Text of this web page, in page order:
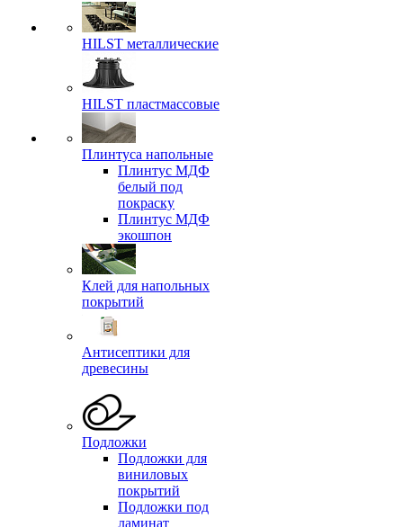
HILST металлические
HILST пластмассовые
Плинтуса напольные
Плинтус МДФ
белый под
покраску
Плинтус МДФ
экошпон
Клей для напольных
покрытий
Антисептики для
древесины
Подложки
Подложки для
виниловых
покрытий
Подложки под
ламинат